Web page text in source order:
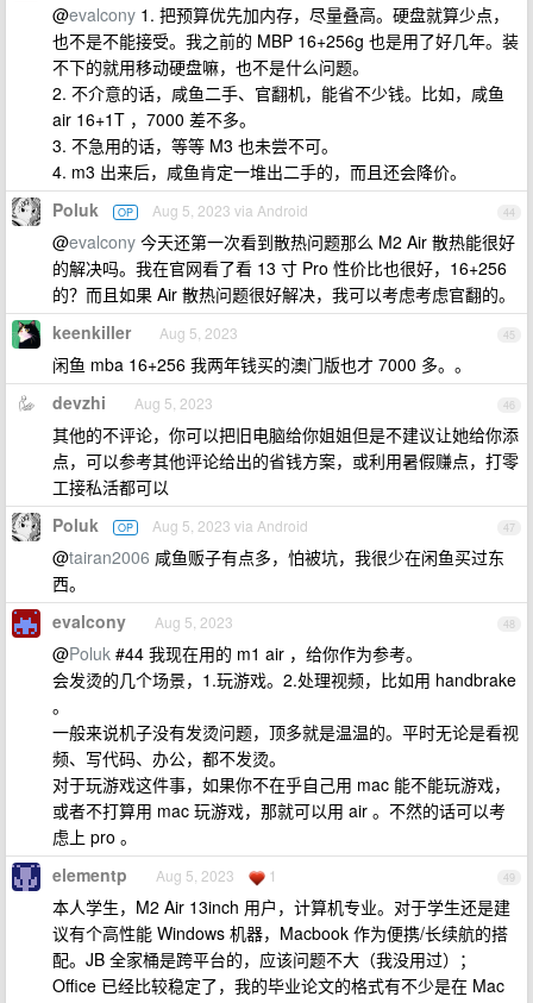
@evalcony 1. 把预算优先加内存，尽量叠高。硬盘就算少点，
也不是不能接受。我之前的 MBP 16+256g 也是用了好几年。装
不下的就用移动硬盘嘛，也不是什么问题。
2. 不介意的话，咸鱼二手、官翻机，能省不少钱。比如，咸鱼
air 16+1T ，7000 差不多。
3. 不急用的话，等等 M3 也未尝不可。
4. m3 出来后，咸鱼肯定一堆出二手的，而且还会降价。
44
Poluk OP Aug 5, 2023 via Android
@evalcony 今天还第一次看到散热问题那么 M2 Air 散热能很好
的解决吗。我在官网看了看 13 寸 Pro 性价比也很好，16+256
的？而且如果 Air 散热问题很好解决，我可以考虑考虑官翻的。
45
keenkiller Aug 5, 2023
闲鱼 mba 16+256 我两年钱买的澳门版也才 7000 多。。
46
devzhi Aug 5, 2023
其他的不评论，你可以把旧电脑给你姐姐但是不建议让她给你添
点，可以参考其他评论给出的省钱方案，或利用暑假赚点，打零
工接私活都可以
47
Poluk OP Aug 5, 2023 via Android
@tairan2006 咸鱼贩子有点多，怕被坑，我很少在闲鱼买过东
西。
48
evalcony Aug 5, 2023
@Poluk #44 我现在用的 m1 air ，给你作为参考。
会发烫的几个场景，1.玩游戏。2.处理视频，比如用 handbrake
。
一般来说机子没有发烫问题，顶多就是温温的。平时无论是看视
频、写代码、办公，都不发烫。
对于玩游戏这件事，如果你不在乎自己用 mac 能不能玩游戏，
或者不打算用 mac 玩游戏，那就可以用 air 。不然的话可以考
虑上 pro 。
49
elementp Aug 5, 2023 1
本人学生，M2 Air 13inch 用户，计算机专业。对于学生还是建
议有个高性能 Windows 机器，Macbook 作为便携/长续航的搭
配。JB 全家桶是跨平台的，应该问题不大（我没用过）；
Office 已经比较稳定了，我的毕业论文的格式有不少是在 Mac